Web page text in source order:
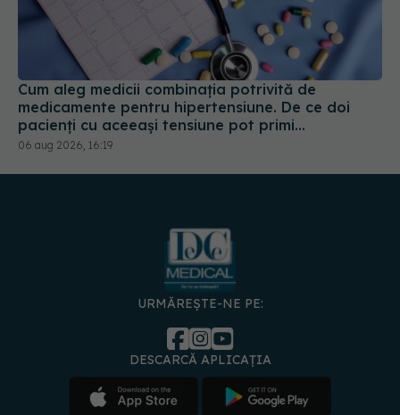
Cum aleg medicii combinația potrivită de
medicamente pentru hipertensiune. De ce doi
pacienți cu aceeași tensiune pot primi
tratamente diferite
06 aug 2026, 16:19
URMĂREȘTE-NE PE: